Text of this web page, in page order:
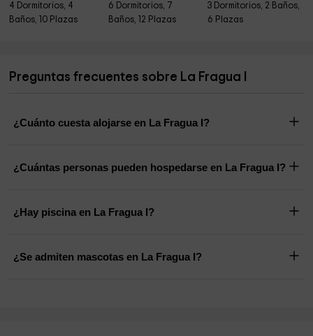
4 Dormitorios, 4
Baños, 10 Plazas
6 Dormitorios, 7
Baños, 12 Plazas
3 Dormitorios, 2 Baños,
6 Plazas
Preguntas frecuentes sobre La Fragua I
¿Cuánto cuesta alojarse en La Fragua I?
¿Cuántas personas pueden hospedarse en La Fragua I?
¿Hay piscina en La Fragua I?
¿Se admiten mascotas en La Fragua I?